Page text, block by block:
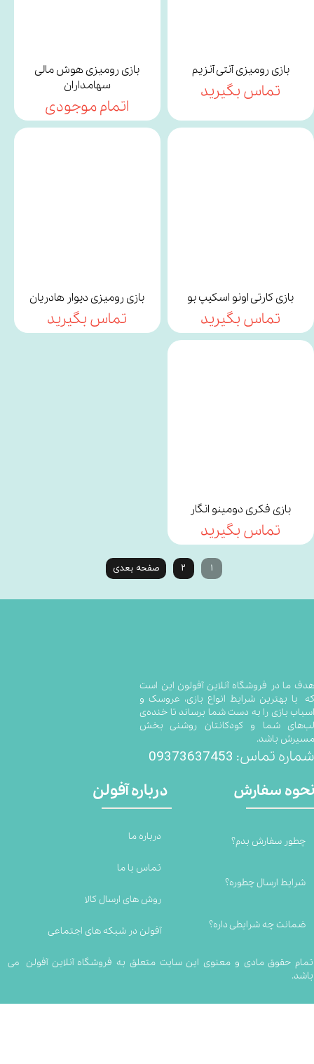
بازی رومیزی آنتی آنزیم
تماس بگیرید
بازی رومیزی هوش مالی
سهامداران
اتمام موجودی
بازی کارتی اونو اسکیپ بو
تماس بگیرید
بازی رومیزی دیوار هادریان
تماس بگیرید
بازی فکری دومینو انگار
تماس بگیرید
۱ ۲ صفحه بعدی
ما در فروشگاه آنلاین آفولون این است
با بهترین شرایط انواع بازی، عروسک و
بازی را به دست شما برساند تا خنده‌ی
شما و کودکانتان روشنی بخش
باشد.
تماس: 09373637453
سفارش
چطور سفارش بدم؟
شرایط ارسال چطوره؟
ضمانت چه شرایطی داره؟
تمام حقوق مادی و معنوی این سایت متعلق به فروشگاه آنلاین آفولن می
باشد.
درباره آفولن
درباره ما
تماس با ما
روش های ارسال کالا
آفولن در شبکه های اجتماعی